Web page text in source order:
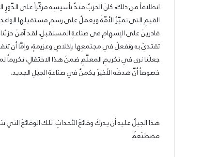
انطلاقاً من ذلك، كانَ الحزبُ منذُ تأسيسِه مركّزاً على الدّورِ
القيمِ التي تميّزُ الأمّةَ ويعملُ على رسمِ مستقبلِها
قادرينَ على الإسهامِ في صناعةِ المستقبلِ. لقد آمنَ حزبُنا
تقتديَ به وتفعلُ في مجتمعِها بإخلاصٍ وعزيمةٍ، وإمّا أن
جعلَنا نرى في تكريمِ المعلّمِ ضمنَ هذا الاحتفالِ،
خصوصاً أنّ هدفَه الأخيرَ يكمنُ في صناعةِ الجيلِ الجديد.
هذا الجيلُ عليه أن يدركَ وقائعَ الأحداثِ. تلك الوقائعُ
مصطنَعةٌ.
الحزب
السوّريّ